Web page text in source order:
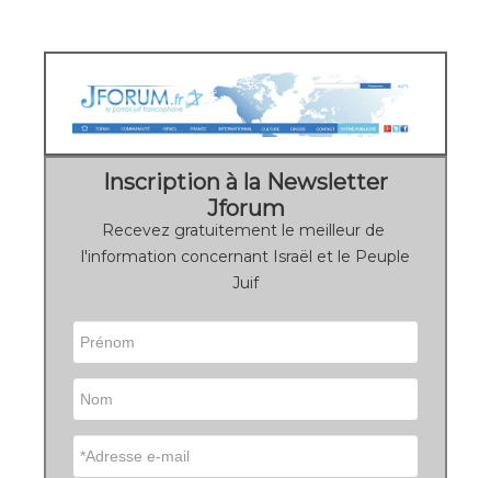
Inscription à la Newsletter
Jforum
Recevez gratuitement le meilleur de
l'information concernant Israël et le Peuple
Juif